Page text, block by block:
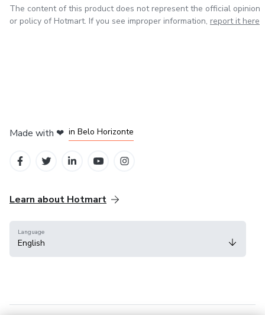
The content of this product does not represent the official opinion
or policy of Hotmart. If you see improper information, report it here
Made with ❤ in Belo Horizonte
Learn about Hotmart
Language
English